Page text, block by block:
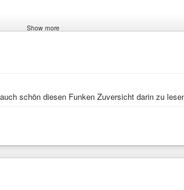
Show more
schön diesen Funken Zuversicht darin zu